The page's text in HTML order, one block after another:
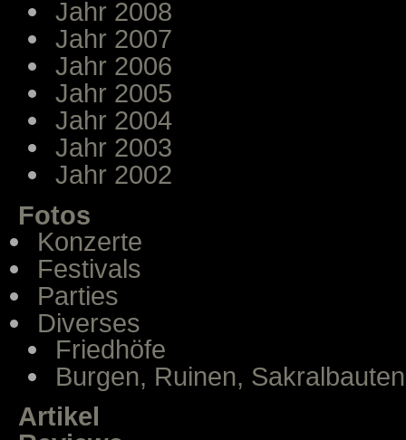
Jahr 2008
Jahr 2007
Jahr 2006
Jahr 2005
Jahr 2004
Jahr 2003
Jahr 2002
Fotos
Konzerte
Festivals
Parties
Diverses
Friedhöfe
Burgen, Ruinen, Sakralbauten
Artikel